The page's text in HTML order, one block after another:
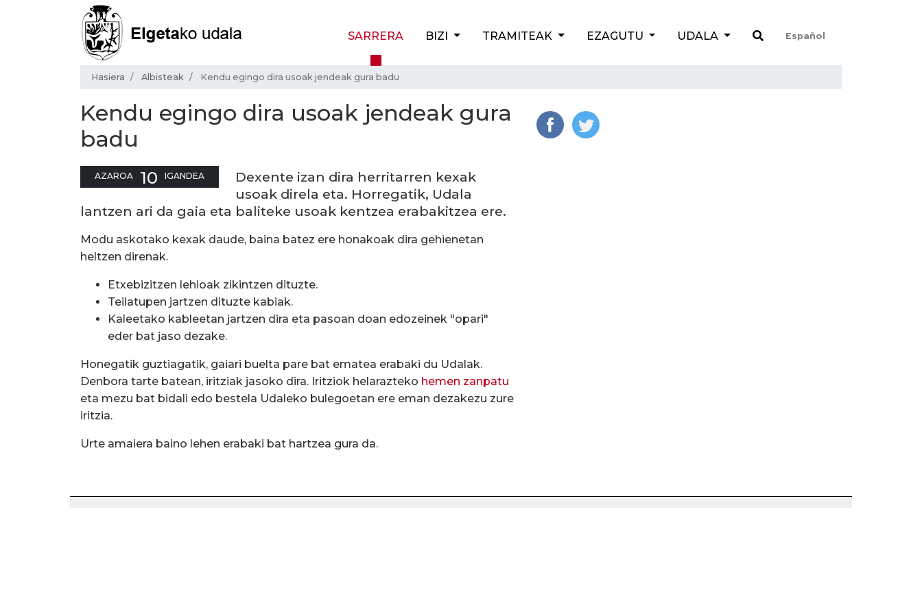
SARRERA BIZI TRAMITEAK EZAGUTU UDALA Español
Hasiera Albisteak Kendu egingo dira usoak jendeak gura badu
Kendu egingo dira usoak jendeak gura
badu
AZAROA 10 IGANDEA
Dexente izan dira herritarren kexak
usoak direla eta. Horregatik, Udala
lantzen ari da gaia eta baliteke usoak kentzea erabakitzea ere.
Modu askotako kexak daude, baina batez ere honakoak dira gehienetan
heltzen direnak.
Etxebizitzen lehioak zikintzen dituzte.
Teilatupen jartzen dituzte kabiak.
Kaleetako kableetan jartzen dira eta pasoan doan edozeinek "opari"
eder bat jaso dezake.
Honegatik guztiagatik, gaiari buelta pare bat ematea erabaki du Udalak.
Denbora tarte batean, iritziak jasoko dira. Iritziok helarazteko hemen zanpatu
eta mezu bat bidali edo bestela Udaleko bulegoetan ere eman dezakezu zure
iritzia.
Urte amaiera baino lehen erabaki bat hartzea gura da.